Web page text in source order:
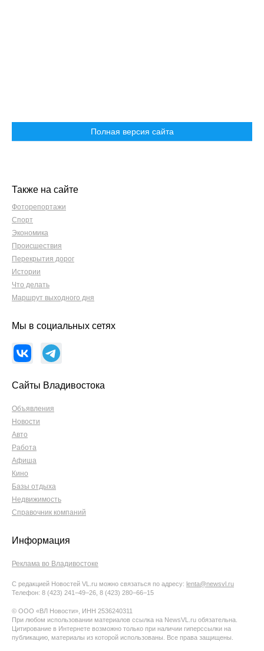
Полная версия сайта
Также на сайте
Фоторепортажи
Спорт
Экономика
Происшествия
Перекрытия дорог
Истории
Что делать
Маршрут выходного дня
Мы в социальных сетях
Сайты Владивостока
Объявления
Новости
Авто
Работа
Афиша
Кино
Базы отдыха
Недвижимость
Справочник компаний
Информация
Реклама во Владивостоке
С редакцией Новостей VL.ru можно связаться по адресу: lenta@newsvl.ru
Телефон: 8 (423) 241−49−26, 8 (423) 280−66−15
© ООО «ВЛ Новости», ИНН 2536240311
При любом использовании материалов ссылка на NewsVL.ru обязательна.
Цитирование в Интернете возможно только при наличии гиперссылки на
публикацию, материалы из которой использованы. Все права защищены.